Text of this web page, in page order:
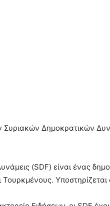
Συριακών Δημοκρατικών
(SDF) είναι ένας
Τουρκμένους.